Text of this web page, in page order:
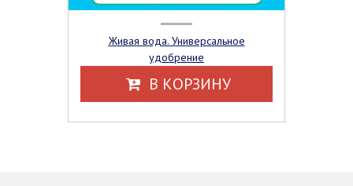
Живая вода. Универсальное
удобрение
В КОРЗИНУ